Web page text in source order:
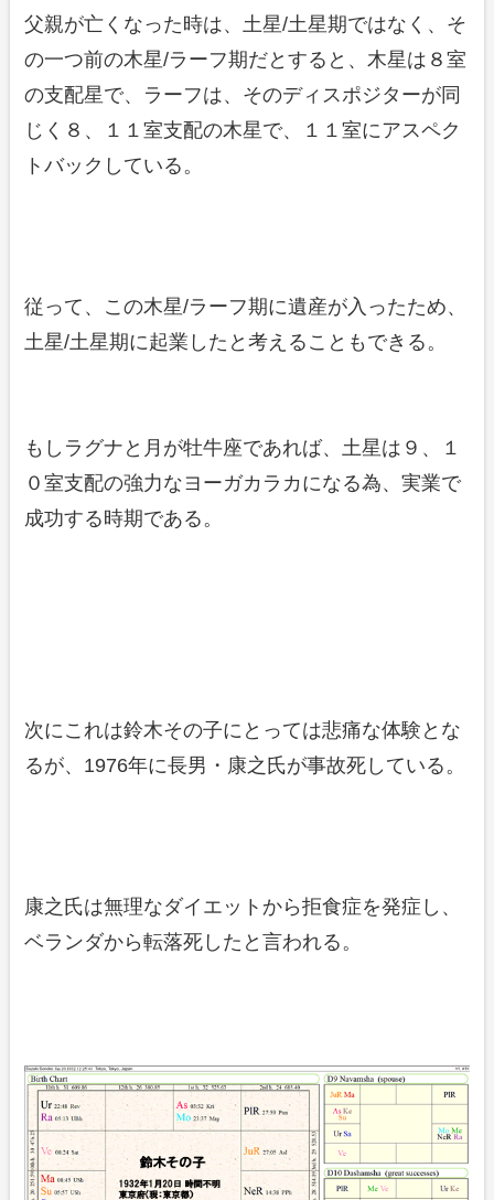
父親が亡くなった時は、土星/土星期ではなく、そ
の一つ前の木星/ラーフ期だとすると、木星は８室
の支配星で、ラーフは、そのディスポジターが同
じく８、１１室支配の木星で、１１室にアスペク
トバックしている。
従って、この木星/ラーフ期に遺産が入ったため、
土星/土星期に起業したと考えることもできる。
もしラグナと月が牡牛座であれば、土星は９、１
０室支配の強力なヨーガカラカになる為、実業で
成功する時期である。
次にこれは鈴木その子にとっては悲痛な体験とな
るが、1976年に長男・康之氏が事故死している。
康之氏は無理なダイエットから拒食症を発症し、
ベランダから転落死したと言われる。